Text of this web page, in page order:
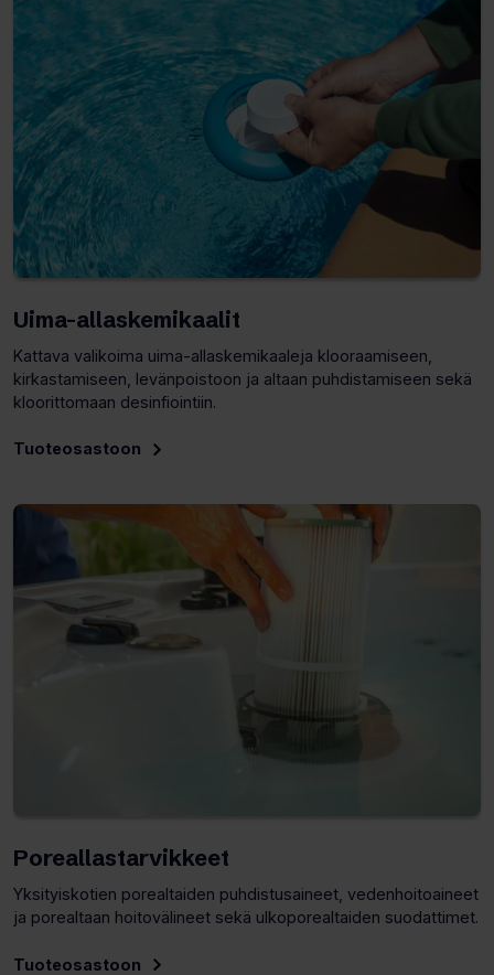
Uima-allaskemikaalit
Kattava valikoima uima-allaskemikaaleja klooraamiseen,
kirkastamiseen, levänpoistoon ja altaan puhdistamiseen sekä
kloorittomaan desinfiointiin.
Tuoteosastoon
sivuston
välilehdelle)
Poreallastarvikkeet
Yksityiskotien porealtaiden puhdistusaineet, vedenhoitoaineet
ja porealtaan hoitovälineet sekä ulkoporealtaiden suodattimet.
Tuoteosastoon